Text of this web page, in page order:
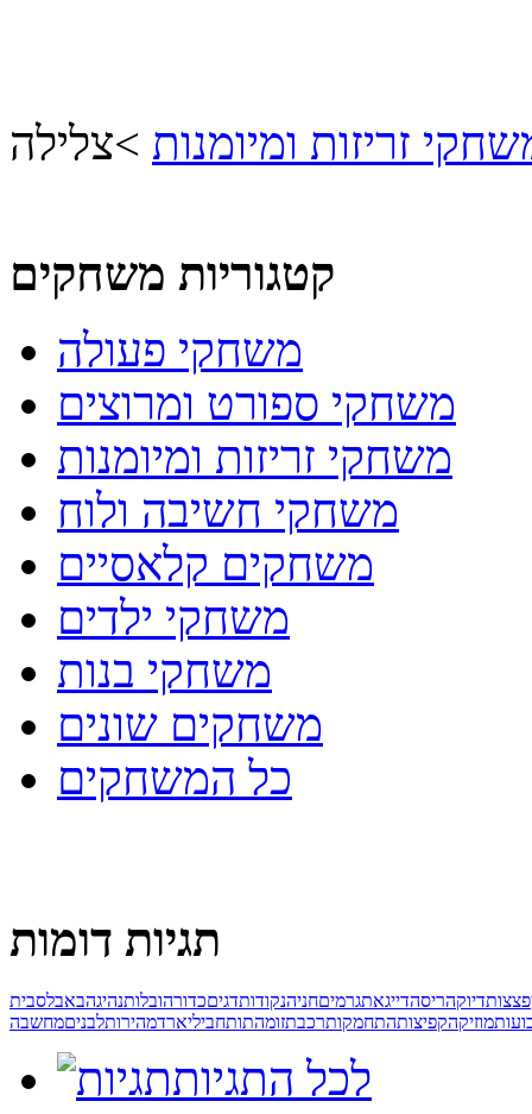
זריזות ומיומנות >צלילה
קטגוריות משחקים
משחקי פעולה
משחקי ספורט ומרוצים
משחקי זריזות ומיומנות
משחקי חשיבה ולוח
משחקים קלאסיים
משחקי ילדים
משחקי בנות
משחקים שונים
כל המשחקים
תגיות דומות
פצצותדיוקהריסהדייגאתגרמיםחניהנקודותדגיםכדורהובלותנהיגהבאבלסבית
מוזיקהקפיצותהתחמקותרכבתזומהתותחביליארדמהירותלבניםמחשבה
לכל התגיות